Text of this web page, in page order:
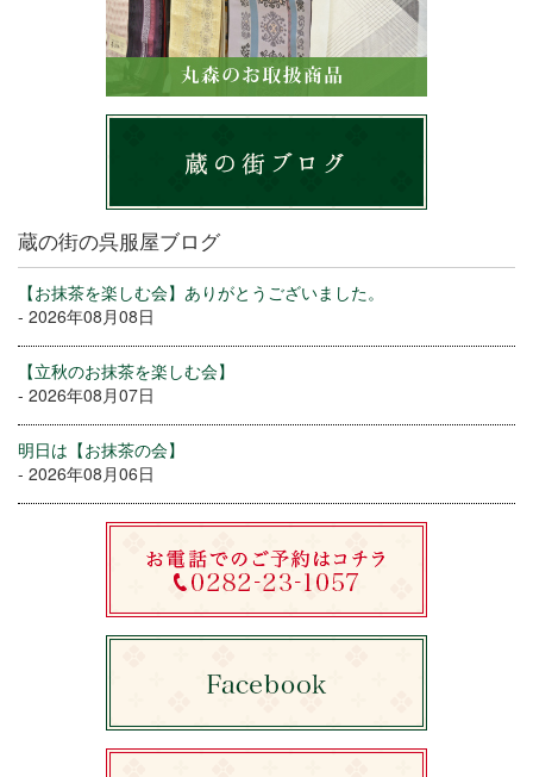
蔵の街の呉服屋ブログ
【お抹茶を楽しむ会】ありがとうございました。
- 2026年08月08日
【立秋のお抹茶を楽しむ会】
- 2026年08月07日
明日は【お抹茶の会】
- 2026年08月06日